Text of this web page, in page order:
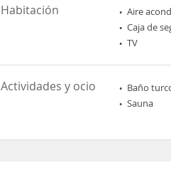
Habitación Aire
Caja de
TV
Actividades y ocio Baño
Sauna